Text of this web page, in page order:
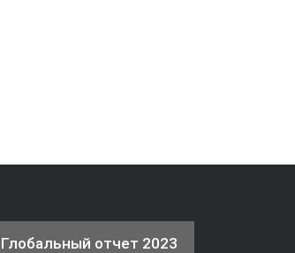
Глобальный отчет 2023